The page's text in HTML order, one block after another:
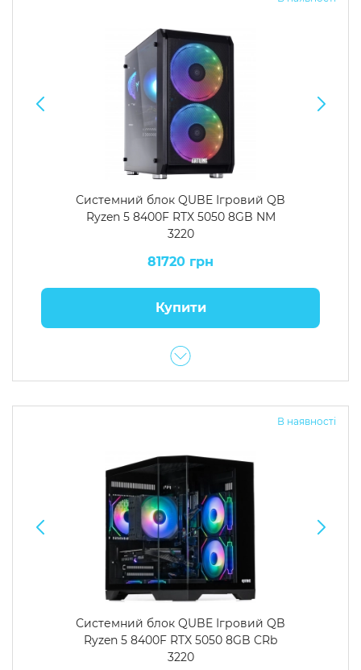
Системний блок QUBE Ігровий QB
Ryzen 5 8400F RTX 5050 8GB NM
3220
81720 грн
Купити
В наявності
Системний блок QUBE Ігровий QB
Ryzen 5 8400F RTX 5050 8GB CRb
3220